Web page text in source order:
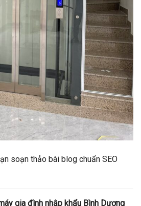
soạn thảo bài blog chuẩn SEO
gia đình nhập khẩu Bình Dương